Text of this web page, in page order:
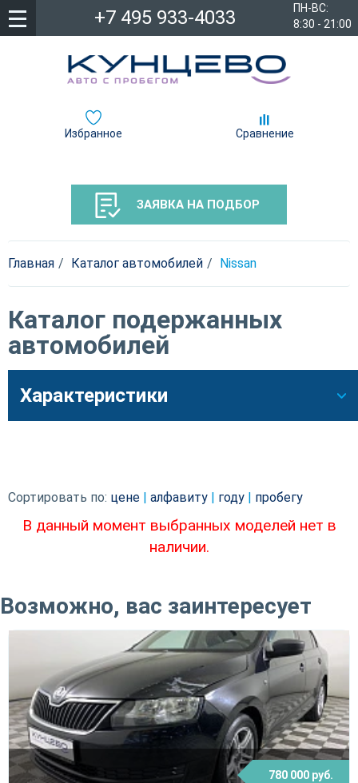
ПН-ВС:
8:30 - 21:00
+7 495 933-4033
Избранное Сравнение
ЗАЯВКА НА ПОДБОР
Главная Каталог автомобилей Nissan
Каталог подержанных
автомобилей
Характеристики
Сортировать по: цене алфавиту году пробегу
В данный момент выбранных моделей нет в
наличии.
Возможно, вас заинтересует
780 000 руб.